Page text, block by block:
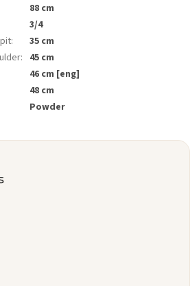
88 cm
3/4
:
35 cm
: 45 cm
46 cm [eng]
48 cm
Powder